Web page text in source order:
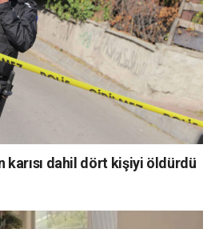
karısı dahil dört kişiyi öldürdü